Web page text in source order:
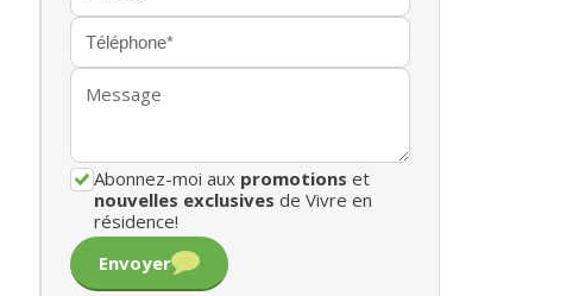
Abonnez-moi aux promotions et
nouvelles exclusives de Vivre en
résidence!
Envoyer